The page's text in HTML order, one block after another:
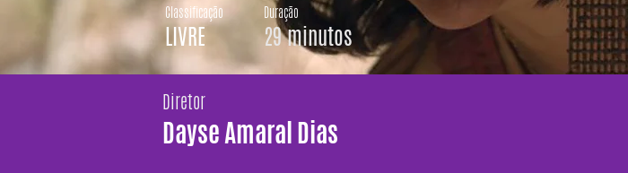
Classificação
LIVRE
Duração
29 minutos
Diretor
Dayse Amaral Dias